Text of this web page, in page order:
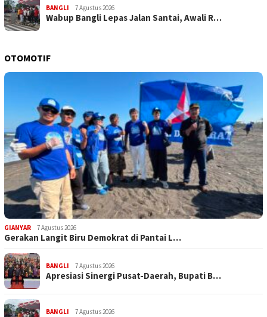
BANGLI 7 Agustus 2026
Wabup Bangli Lepas Jalan Santai, Awali R…
OTOMOTIF
GIANYAR 7 Agustus 2026
Gerakan Langit Biru Demokrat di Pantai L…
BANGLI 7 Agustus 2026
Apresiasi Sinergi Pusat-Daerah, Bupati B…
BANGLI 7 Agustus 2026